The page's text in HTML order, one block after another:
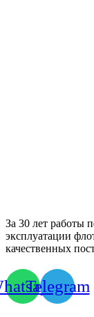
За 30 лет работы
эксплуатации
качественных
Telegram